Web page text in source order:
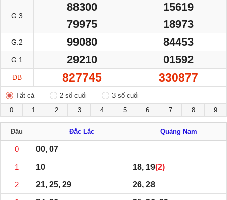
G.3
88300
79975
15619
18973
G.2 99080 84453
G.1 29210 01592
ĐB 827745 330877
Tất cả 2 số cuối
3 số cuối
0
1 2 3 4 5 6 7 8 9
Đầu Đắc Lắc Quảng Nam
0 00, 07
1 10 18, 19(2)
2 21, 25, 29 26, 28